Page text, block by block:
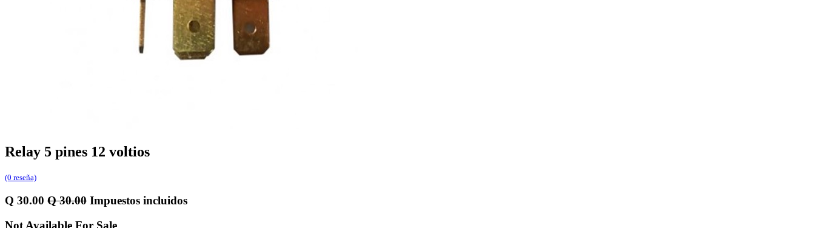
Relay 5 pines 12 voltios
(0 reseña)
Q 30.00 Q30.00 Impuestos incluidos
Not Available For Sale